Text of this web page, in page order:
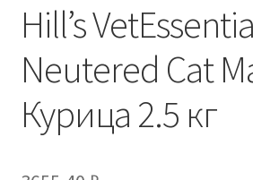
Hill’s
Neutered Cat
Курица 2.5 кг